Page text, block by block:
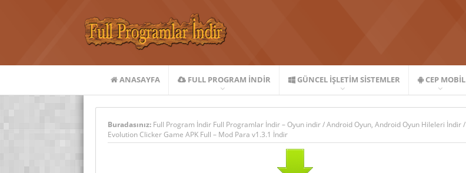
ANASAYFA FULL PROGRAM INDIR GÜNCEL İŞLETIM SISTEMLER CEP MOBIL
Buradasınız: Full Program İndir Full Programlar İndir – Oyun indir/Android Oyun, Android Oyun Hileleri İndir/
Evolution Clicker Game APK Full – Mod Para v1.3.1 İndir